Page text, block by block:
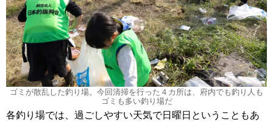
ゴミが散乱した釣り場。今回清掃を行った４カ所は、府内でも釣り人も
ゴミも多い釣り場だ
各釣り場では、過ごしやすい天気で日曜日ということもあ